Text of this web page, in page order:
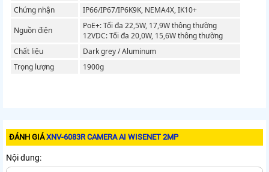
Chứng nhận
IP66/IP67/IP6K9K, NEMA4X, IK10+
Nguồn điện
PoE+: Tối đa 22,5W, 17,9W thông thường
12VDC: Tối đa 20,0W, 15,6W thông thường
Chất liệu
Dark grey / Aluminum
Trọng lượng
1900g
ĐÁNH GIÁXNV-6083R CAMERA AI WISENET 2MP
Nội dung: